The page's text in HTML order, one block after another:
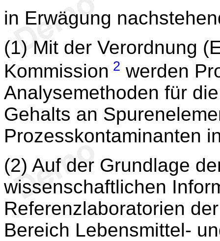
in Erwägung
(1) Mit der Verordnung
Kommission 2 werden
Analysemethoden für
Gehalts an
Prozesskontaminanten
(2) Auf der Grundlage
wissenschaftlichen
Referenzlaboratorien
Bereich Lebensmittel-